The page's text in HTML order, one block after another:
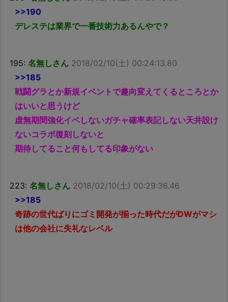
>>190
デレステは業界で一番技術力あるんやで？
195: 名無しさん 2018/02/10(土) 00:24:13.80
>>185
戦闘グラとか新規イベントで趣向変えてくるところとか
はいいと思うけど
虚無期間強化イベしないガチャ確率表記しない天井設け
ないコラボ復刻しないと
期待してること何もしてる印象がない
223: 名無しさん 2018/02/10(土) 00:29:36.46
>>185
奇跡の世代ばりにゴミ開発が揃った時代だがDWがマシ
は他の会社に失礼なレベル